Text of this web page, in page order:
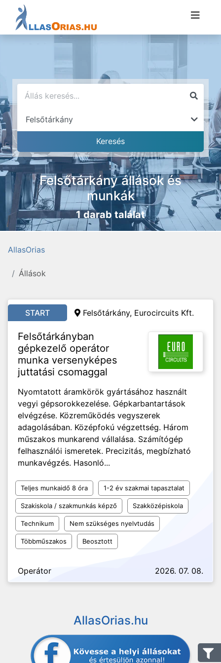
Felsőtárkány állások és
munkák
1 darab találat
AllasOrias
Állások
START Felsőtárkány, Eurocircuits Kft.
Felsőtárkányban
gépkezelő operátor
munka versenyképes
juttatási csomaggal
Nyomtatott áramkörök gyártásához használt
vegyi gépsorokkezelése. Gépkarbantartások
elvégzése. Közreműködés vegyszerek
adagolásában. Középfokú végzettség. Három
műszakos munkarend vállalása. Számítógép
felhasználói ismeretek. Precizitás, megbízható
munkavégzés. Hasonló...
Teljes munkaidő 8 óra 1-2 év szakmai tapasztalat
Szakiskola / szakmunkás képző Szakközépiskola
Technikum Nem szükséges nyelvtudás
Többműszakos Beosztott
Operátor 2026. 07. 08.
AllasOrias.hu